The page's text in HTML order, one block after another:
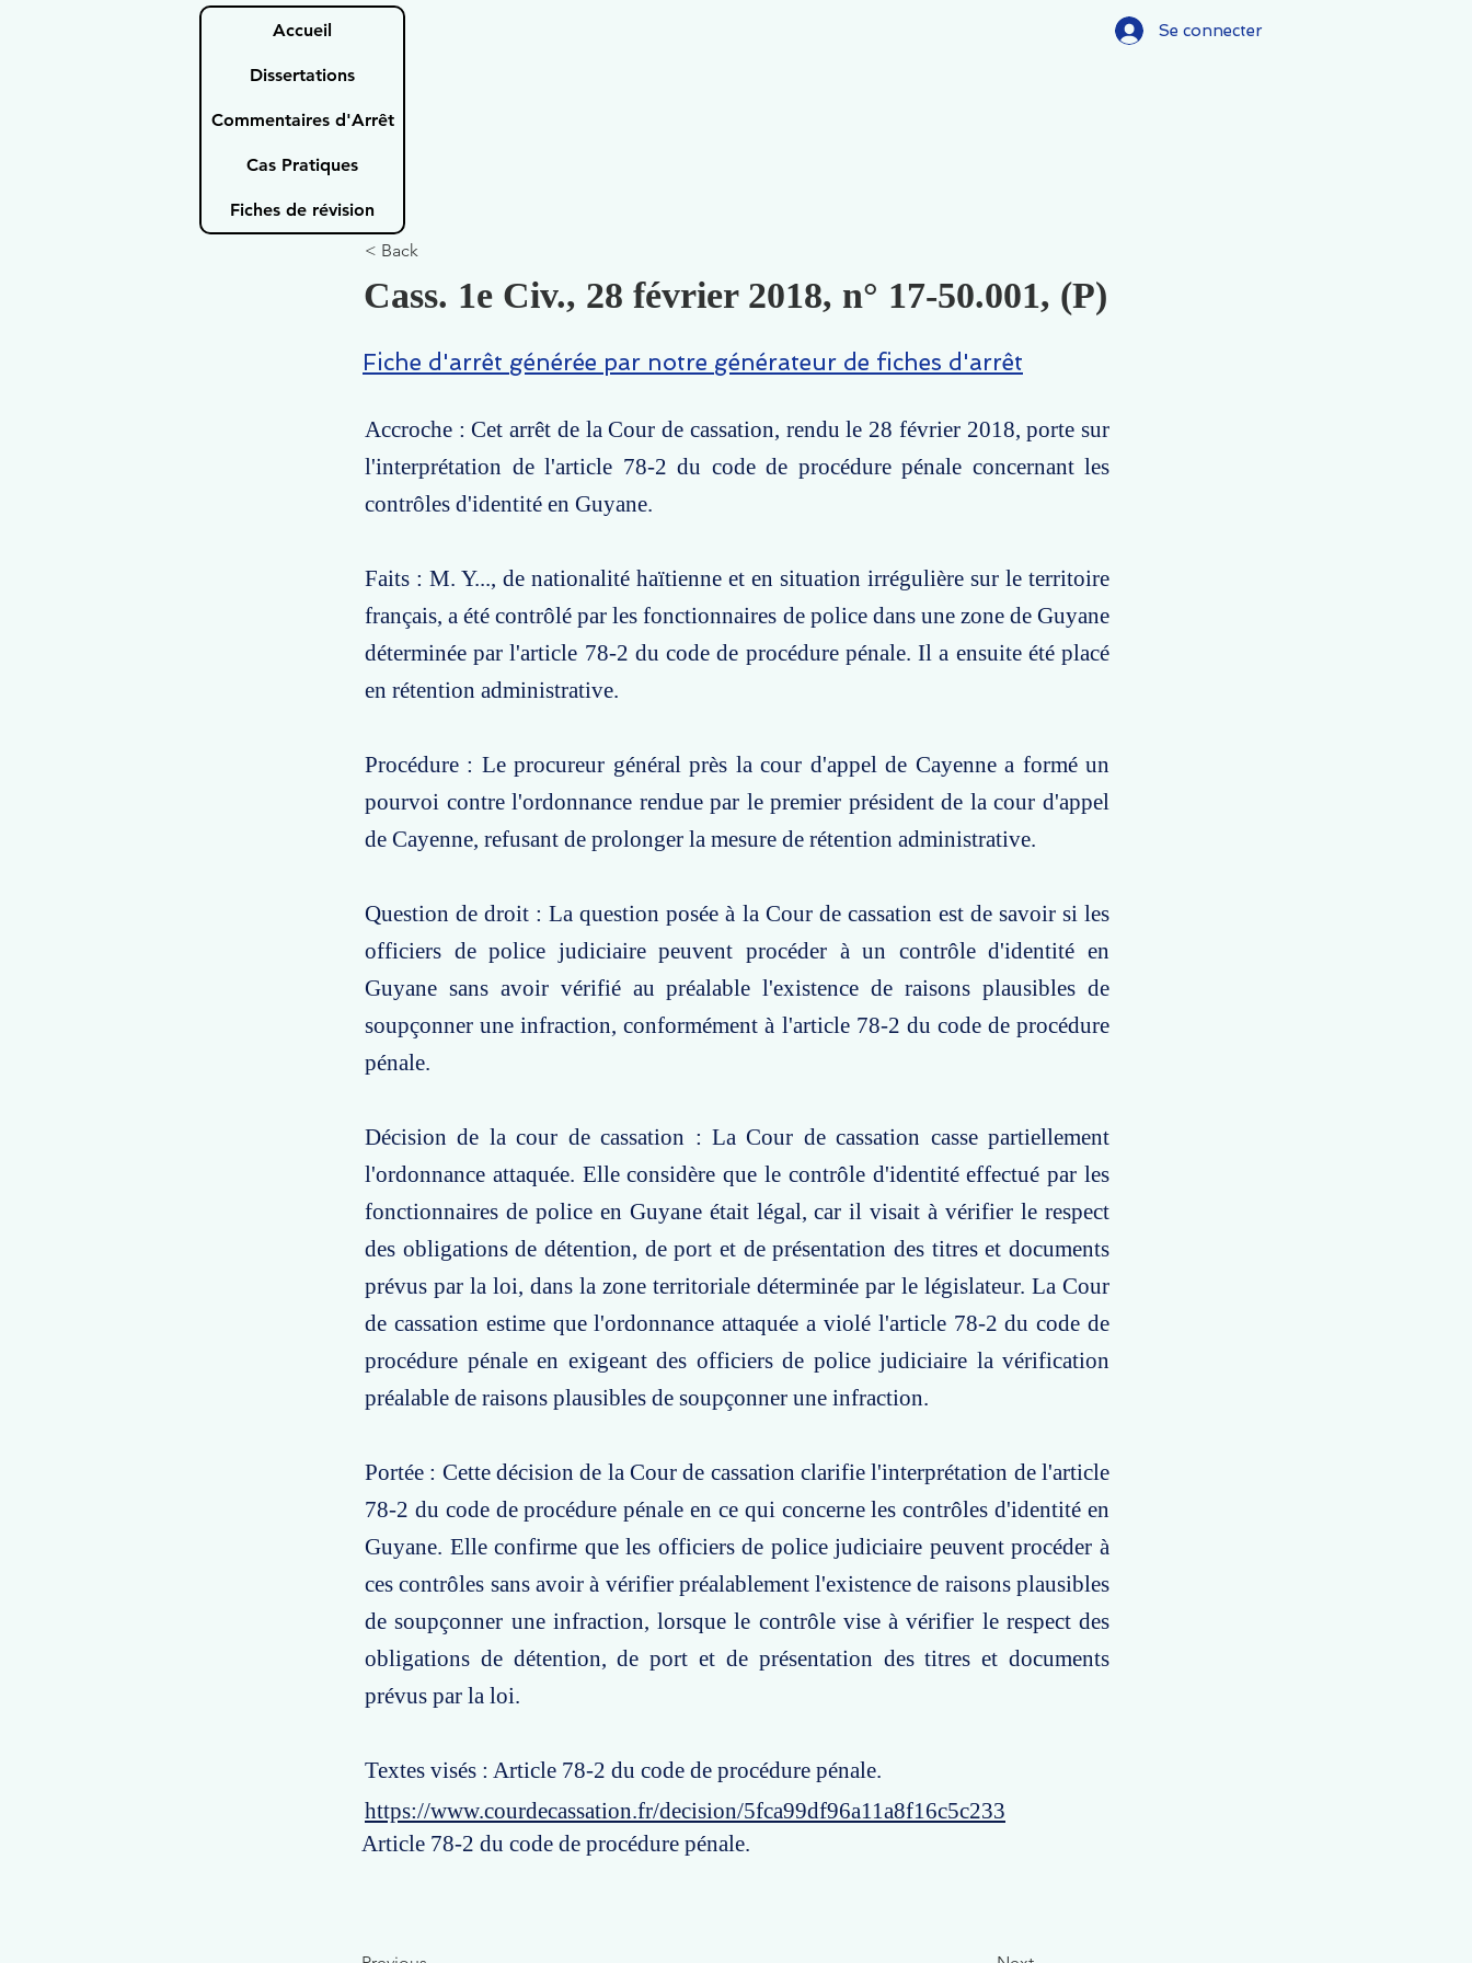
Accueil
Dissertations
Commentaires d'Arrêt
Cas Pratiques
Fiches de révision
Se connecter
< Back
Cass. 1e Civ., 28 février 2018, n° 17-50.001, (P)
Fiche d'arrêt générée par notre générateur de fiches d'arrêt
Accroche : Cet arrêt de la Cour de cassation, rendu le 28 février 2018, porte sur
l'interprétation de l'article 78-2 du code de procédure pénale concernant les
contrôles d'identité en Guyane.
Faits : M. Y..., de nationalité haïtienne et en situation irrégulière sur le territoire
français, a été contrôlé par les fonctionnaires de police dans une zone de Guyane
déterminée par l'article 78-2 du code de procédure pénale. Il a ensuite été placé
en rétention administrative.
Procédure : Le procureur général près la cour d'appel de Cayenne a formé un
pourvoi contre l'ordonnance rendue par le premier président de la cour d'appel
de Cayenne, refusant de prolonger la mesure de rétention administrative.
Question de droit : La question posée à la Cour de cassation est de savoir si les
officiers de police judiciaire peuvent procéder à un contrôle d'identité en
Guyane sans avoir vérifié au préalable l'existence de raisons plausibles de
soupçonner une infraction, conformément à l'article 78-2 du code de procédure
pénale.
Décision de la cour de cassation : La Cour de cassation casse partiellement
l'ordonnance attaquée. Elle considère que le contrôle d'identité effectué par les
fonctionnaires de police en Guyane était légal, car il visait à vérifier le respect
des obligations de détention, de port et de présentation des titres et documents
prévus par la loi, dans la zone territoriale déterminée par le législateur. La Cour
de cassation estime que l'ordonnance attaquée a violé l'article 78-2 du code de
procédure pénale en exigeant des officiers de police judiciaire la vérification
préalable de raisons plausibles de soupçonner une infraction.
Portée : Cette décision de la Cour de cassation clarifie l'interprétation de l'article
78-2 du code de procédure pénale en ce qui concerne les contrôles d'identité en
Guyane. Elle confirme que les officiers de police judiciaire peuvent procéder à
ces contrôles sans avoir à vérifier préalablement l'existence de raisons plausibles
de soupçonner une infraction, lorsque le contrôle vise à vérifier le respect des
obligations de détention, de port et de présentation des titres et documents
prévus par la loi.
Textes visés : Article 78-2 du code de procédure pénale.
https://www.courdecassation.fr/decision/5fca99df96a11a8f16c5c233
Article 78-2 du code de procédure pénale.